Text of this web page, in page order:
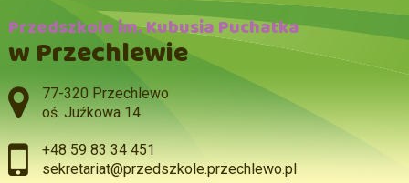
Przedszkole im. Kubusia Puchatka
w Przechlewie
Adres pocztowy:
77-320 Przechlewo
oś. Juźkowa 14
+48 59 83 34 451
sekretariat@przedszkole.przechlewo.pl